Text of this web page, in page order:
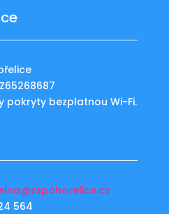
pokryty bezplatnou Wi-Fi.
564